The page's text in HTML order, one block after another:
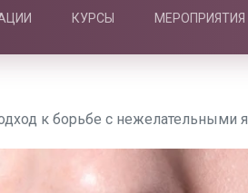
КУРСЫ МЕРОПРИЯТИЯ
к борьбе с нежелательными